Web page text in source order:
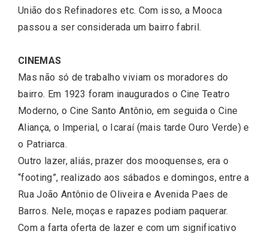
União dos Refinadores etc. Com isso, a Mooca
passou a ser considerada um bairro fabril.
CINEMAS
Mas não só de trabalho viviam os moradores do
bairro. Em 1923 foram inaugurados o Cine Teatro
Moderno, o Cine Santo Antônio, em seguida o Cine
Aliança, o Imperial, o Icaraí (mais tarde Ouro Verde) e
o Patriarca.
Outro lazer, aliás, prazer dos mooquenses, era o
“footing”, realizado aos sábados e domingos, entre a
Rua João Antônio de Oliveira e Avenida Paes de
Barros. Nele, moças e rapazes podiam paquerar.
Com a farta oferta de lazer e com um significativo